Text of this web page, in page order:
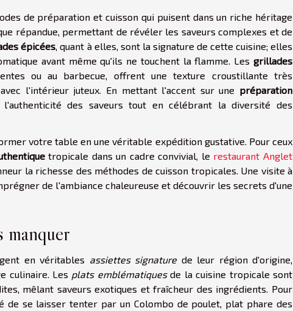
de préparation et cuisson qui puisent dans un riche héritage
répandue, permettant de révéler les saveurs complexes et de
épicées , quant à elles, sont la signature de cette cuisine; elles
avant même qu'ils ne touchent la flamme. Les grillades
ou au barbecue, offrent une texture croustillante très
l'intérieur juteux. En mettant l'accent sur une préparation
l'authenticité des saveurs tout en célébrant la diversité des
votre table en une véritable expédition gustative. Pour ceux
tropicale dans un cadre convivial, le restaurant Anglet
la richesse des méthodes de cuisson tropicales. Une visite à
de l'ambiance chaleureuse et découvrir les secrets d'une
manquer
en véritables assiettes signaturede leur région d'origine,
culinaire. Les plats emblématiquesde la cuisine tropicale sont
mêlant saveurs exotiques et fraîcheur des ingrédients. Pour
de se laisser tenter par un Colombo de poulet, plat phare des